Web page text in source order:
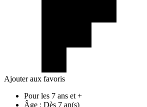
Ajouter aux favoris
Pour les 7 ans et +
Âge : Dès 7 an(s)